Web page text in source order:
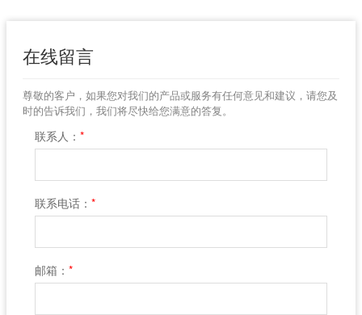
在线留言
尊敬的客户，如果您对我们的产品或服务有任何意见和建议，请您及
时的告诉我们，我们将尽快给您满意的答复。
联系人： *
联系电话： *
邮箱： *